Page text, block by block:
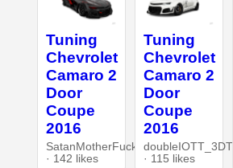
Tuning
Chevrolet
Camaro 2
Door
Coupe
2016
SatanMotherFucker
· 142 likes
Tuning
Chevrolet
Camaro 2
Door
Coupe
2016
doubleIOTT_3DT
· 115 likes